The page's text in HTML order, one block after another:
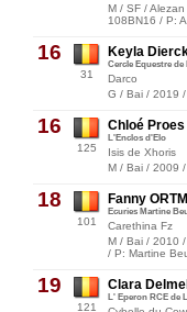
M / SF /
108BN16 / P:
16
31
Keyla
Cercle Equestre de
Darco
G / Bai / 2019
16
125
Chloé Proes
L'Enclos d'Elo
Isis de Xhoris
M / Bai / 2009
18
101
Fanny
Ecuries Martine
Carethina Fz
M / Bai / 2010
/ P: Martine
19
121
Clara
L' Eperon RCE de